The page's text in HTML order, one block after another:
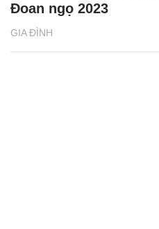
GIA ĐÌNH
Đoan ngọ 2023